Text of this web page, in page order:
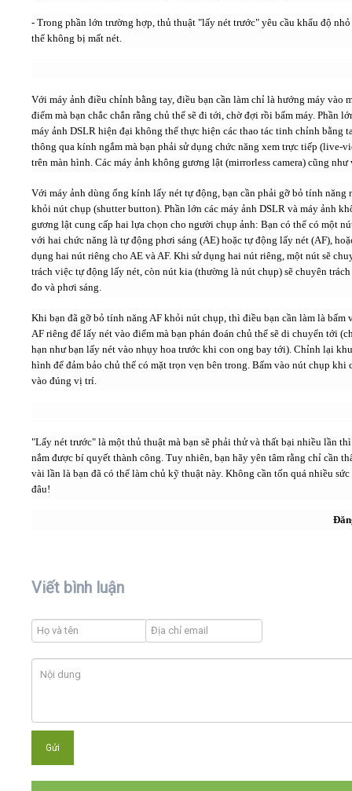
- Trong phần lớn trường hợp, thủ thuật "lấy nét trước" yêu cầu khẩu độ nhỏ
thể không bị mất nét.
Với máy ảnh điều chỉnh bằng tay, điều bạn cần làm chỉ là hướng máy vào
điểm mà bạn chắc chắn rằng chủ thể sẽ đi tới, chờ đợi rồi bấm máy. Phần
máy ảnh DSLR hiện đại không thể thực hiện các thao tác tinh chỉnh bằng
thông qua kính ngắm mà bạn phải sử dụng chức năng xem trực tiếp (live-
trên màn hình. Các máy ảnh không gương lật (mirrorless camera) cũng như
Với máy ảnh dùng ống kính lấy nét tự động, bạn cần phải gỡ bỏ tính năng
khỏi nút chụp (shutter button). Phần lớn các máy ảnh DSLR và máy ảnh
gương lật cung cấp hai lựa chọn cho người chụp ảnh: Bạn có thể có một
với hai chức năng là tự động phơi sáng (AE) hoặc tự động lấy nét (AF),
dụng hai nút riêng cho AE và AF. Khi sử dụng hai nút riêng, một nút sẽ
trách việc tự động lấy nét, còn nút kia (thường là nút chụp) sẽ chuyên
đo và phơi sáng.
Khi bạn đã gỡ bỏ tính năng AF khỏi nút chụp, thì điều bạn cần làm là bấm
AF riêng để lấy nét vào điểm mà bạn phán đoán chủ thể sẽ di chuyển tới
hạn như bạn lấy nét vào nhụy hoa trước khi con ong bay tới). Chỉnh lại
hình để đảm bảo chủ thể có mặt trọn vẹn bên trong. Bấm vào nút chụp khi
vào đúng vị trí.
"Lấy nét trước" là một thủ thuật mà bạn sẽ phải thử và thất bại nhiều lần
nắm được bí quyết thành công. Tuy nhiên, bạn hãy yên tâm rằng chỉ cần
vài lần là bạn đã có thể làm chủ kỹ thuật này. Không cần tốn quá nhiều
đâu!
Viết bình luận